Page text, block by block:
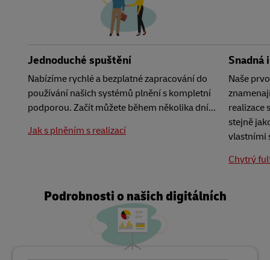
Jednoduché spuštění
Nabízíme rychlé a bezplatné zapracování do
používání našich systémů plnění s kompletní
podporou. Začít můžete během několika dní...
Jak s plněním s realizací
Snadná
Naše
realizace
stejně
vlastními
Chytrý
Podrobnosti o našich digitálních
integracích